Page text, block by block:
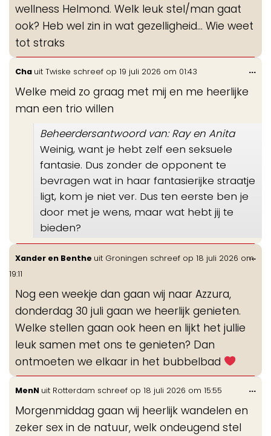
wellness Helmond. Welk leuk stel/man gaat
ook? Heb wel zin in wat gezelligheid... Wie weet
tot straks
Cha uit Twiske schreef op 19 juli 2026 om 01:43
Welke meid zo graag met mij en me heerlijke
man een trio willen
Beheerdersantwoord van: Ray en Anita
Weinig, want je hebt zelf een seksuele
fantasie. Dus zonder de opponent te
bevragen wat in haar fantasierijke straatje
ligt, kom je niet ver. Dus ten eerste ben je
door met je wens, maar wat hebt jij te
bieden?
...
Xander en Benthe uit Groningen schreef op 18 juli 2026 om
19:11
Nog een weekje dan gaan wij naar Azzura,
donderdag 30 juli gaan we heerlijk genieten.
Welke stellen gaan ook heen en lijkt het jullie
leuk samen met ons te genieten? Dan
ontmoeten we elkaar in het bubbelbad
...
MenN uit Rotterdam schreef op 18 juli 2026 om 15:55
Morgenmiddag gaan wij heerlijk wandelen en
zeker sex in de natuur, welk ondeugend stel
...